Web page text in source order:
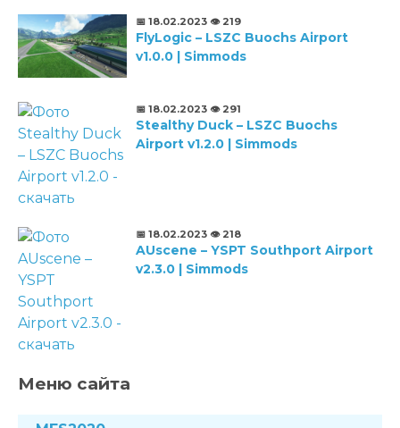
📅 18.02.2023 👁️ 219
FlyLogic – LSZC Buochs Airport
v1.0.0 | Simmods
📅 18.02.2023 👁️ 291
Stealthy Duck – LSZC Buochs
Airport v1.2.0 | Simmods
📅 18.02.2023 👁️ 218
AUscene – YSPT Southport Airport
v2.3.0 | Simmods
Меню сайта